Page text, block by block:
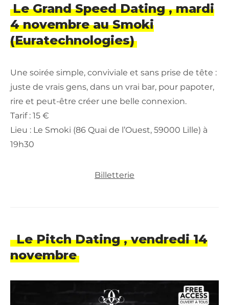
Le Grand Speed Dating , mardi
4 novembre au Smoki
(Euratechnologies)
Une soirée simple, conviviale et sans prise de tête :
juste de vrais gens, dans un vrai bar, pour papoter,
rire et peut-être créer une belle connexion.
Tarif : 15 €
Lieu : Le Smoki (86 Quai de l’Ouest, 59000 Lille) à
19h30
Billetterie
Le Pitch Dating , vendredi 14
novembre